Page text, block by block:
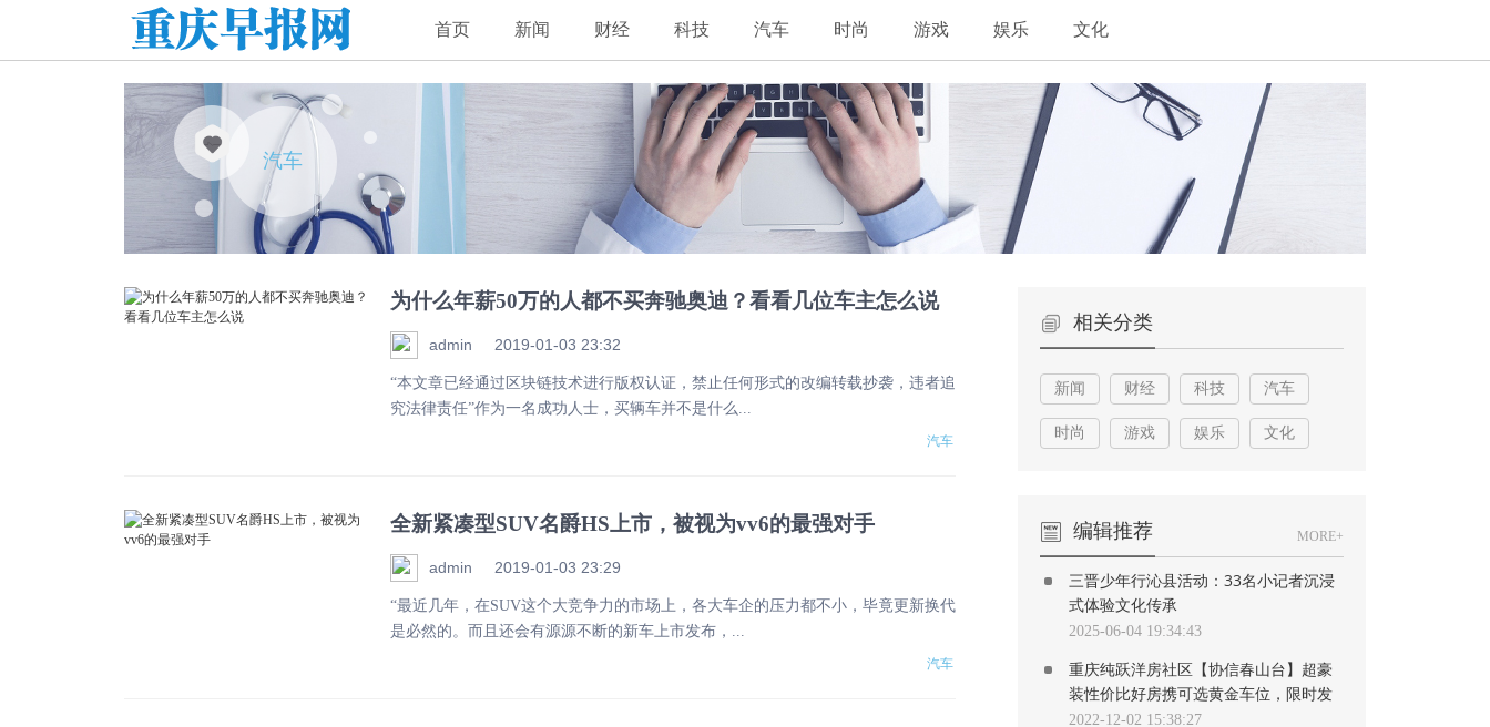
首页 新闻 财经 科技 汽车 时尚 游戏 娱乐 文化
汽车
为什么年薪50万的人都不买奔驰奥迪？看看几位车主怎么说
admin 2019-01-03 23:32
“本文章已经通过区块链技术进行版权认证，禁止任何形式的改编转载抄袭，违者追
究法律责任”作为一名成功人士，买辆车并不是什么...
汽车
全新紧凑型SUV名爵HS上市，被视为vv6的最强对手
admin 2019-01-03 23:29
“最近几年，在SUV这个大竞争力的市场上，各大车企的压力都不小，毕竟更新换代
是必然的。而且还会有源源不断的新车上市发布，...
汽车
相关分类
新闻 财经 科技 汽车
时尚 游戏 娱乐 文化
编辑推荐 MORE+
三晋少年行沁县活动：33名小记者沉浸
式体验文化传承
2025-06-04 19:34:43
重庆纯跃洋房社区【协信春山台】超豪
装性价比好房携可选黄金车位，限时发
售！
2022-12-02 15:38:27